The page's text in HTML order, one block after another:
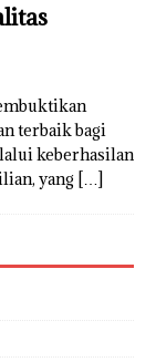
terbaik bagi
keberhasilan
yang […]